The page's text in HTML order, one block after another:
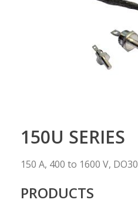
150U SERIES
150 A, 400 to 1600 V, DO30
PRODUCTS